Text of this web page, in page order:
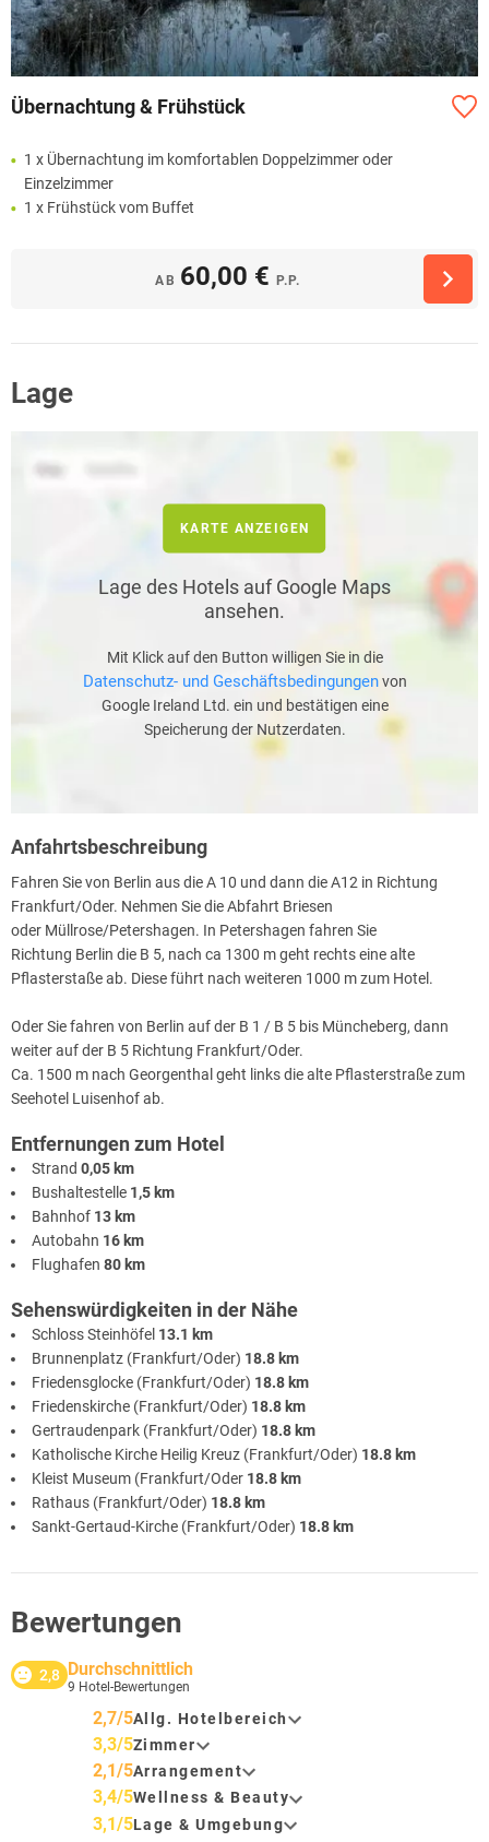
Übernachtung & Frühstück
1 x Übernachtung im komfortablen Doppelzimmer oder
Einzelzimmer
1 x Frühstück vom Buffet
AB 60,00 € P.P.
Lage
KARTE ANZEIGEN
Lage des Hotels auf Google Maps
ansehen.
Mit Klick auf den Button willigen Sie in die
Datenschutz- und Geschäftsbedingungenvon
Google Ireland Ltd. ein und bestätigen eine
Speicherung der Nutzerdaten.
Anfahrtsbeschreibung
Fahren Sie von Berlin aus die A 10 und dann die A12 in Richtung
Frankfurt/Oder. Nehmen Sie die Abfahrt Briesen
oder Müllrose/Petershagen. In Petershagen fahren Sie
Richtung Berlin die B 5, nach ca 1300 m geht rechts eine alte
Pflasterstaße ab. Diese führt nach weiteren 1000 m zum Hotel.
Oder Sie fahren von Berlin auf der B 1 / B 5 bis Müncheberg, dann
weiter auf der B 5 Richtung Frankfurt/Oder.
Ca. 1500 m nach Georgenthal geht links die alte Pflasterstraße zum
Seehotel Luisenhof ab.
Entfernungen zum Hotel
Strand 0,05 km
Bushaltestelle 1,5 km
Bahnhof 13 km
Autobahn 16 km
Flughafen 80 km
Sehenswürdigkeiten in der Nähe
Schloss Steinhöfel 13.1 km
Brunnenplatz (Frankfurt/Oder) 18.8 km
Friedensglocke (Frankfurt/Oder) 18.8 km
Friedenskirche (Frankfurt/Oder) 18.8 km
Gertraudenpark (Frankfurt/Oder) 18.8 km
Katholische Kirche Heilig Kreuz (Frankfurt/Oder) 18.8 km
Kleist Museum (Frankfurt/Oder 18.8 km
Rathaus (Frankfurt/Oder) 18.8 km
Sankt-Gertaud-Kirche (Frankfurt/Oder) 18.8 km
Bewertungen
2,8 Durchschnittlich
9 Hotel-Bewertungen
2,7/5Allg. Hotelbereich
3,3/5Zimmer
2,1/5Arrangement
3,4/5Wellness & Beauty
3,1/5Lage & Umgebung